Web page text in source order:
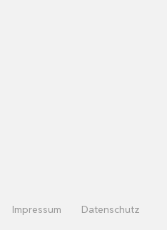
Impressum Datenschutz